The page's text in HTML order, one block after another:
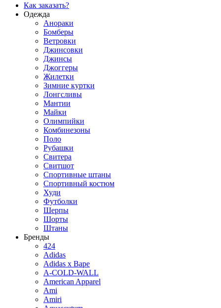
Как заказать?
Одежда
Анораки
Бомберы
Ветровки
Джинсовки
Джинсы
Джоггеры
Жилетки
Зимние куртки
Лонгсливы
Мантии
Майки
Олимпийки
Комбинезоны
Поло
Рубашки
Свитера
Свитшот
Спортивные штаны
Спортивный костюм
Худи
Футболки
Шерпы
Шорты
Штаны
Бренды
424
Adidas
Adidas x Bape
A-COLD-WALL
American Apparel
Ami
Amiri